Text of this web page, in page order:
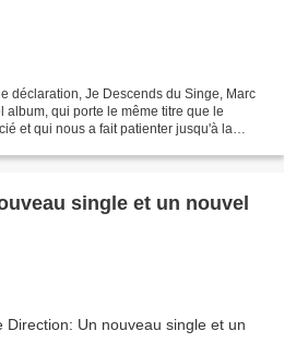
déclaration, Je Descends du Singe, Marc
album, qui porte le même titre que le
et qui nous a fait patienter jusqu'à la
single et un nouvel